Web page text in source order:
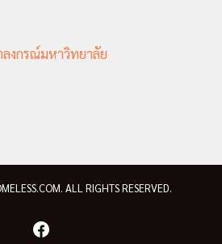
งกรณ์มหาวิทยาลัย
ALL RIGHTS RESERVED.